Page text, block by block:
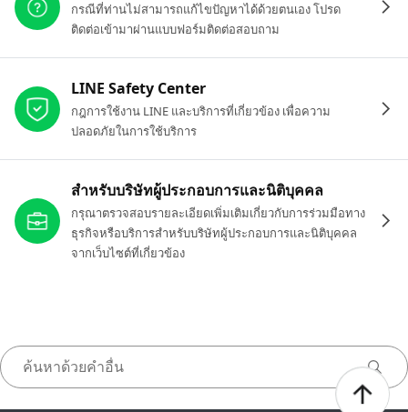
กรณีที่ท่านไม่สามารถแก้ไขปัญหาได้ด้วยตนเอง โปรด
ติดต่อเข้ามาผ่านแบบฟอร์มติดต่อสอบถาม
LINE Safety Center
กฎการใช้งาน LINE และบริการที่เกี่ยวข้อง เพื่อความ
ปลอดภัยในการใช้บริการ
สำหรับบริษัทผู้ประกอบการและนิติบุคคล
กรุณาตรวจสอบรายละเอียดเพิ่มเติมเกี่ยวกับการร่วมมือทาง
ธุรกิจหรือบริการสำหรับบริษัทผู้ประกอบการและนิติบุคคล
จากเว็บไซต์ที่เกี่ยวข้อง